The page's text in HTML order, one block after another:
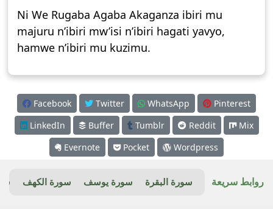
Ni We Rugaba Agaba Akaganza ibiri mu
majuru n’ibiri mw’isi n’ibiri hagati yavyo,
hamwe n’ibiri mu kuzimu.
Facebook Twitter WhatsApp
Pinterest
LinkedIn
Buffer Tumblr Reddit
Mix
Evernote
Pocket Wordpress
روابط سريعة سورة البقرة سورة يوسف سورة الكهف